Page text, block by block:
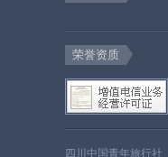
荣誉资质
四川中国青年旅行社